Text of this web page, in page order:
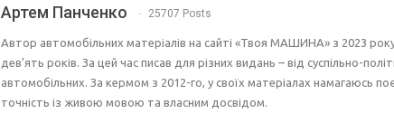
Артем Панченко 25707 Posts
Автор автомобільних матеріалів на сайті «Твоя МАШИНА» з 2023
дев’ять років. За цей час писав для різних видань – від суспільно-
автомобільних. За кермом з 2012-го, у своїх матеріалах намагаюсь
точність із живою мовою та власним досвідом.